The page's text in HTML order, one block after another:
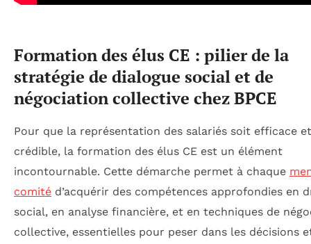
Formation des élus CE : pilier de la
stratégie de dialogue social et de
négociation collective chez BPCE
Pour que la représentation des salariés soit efficace et
crédible, la formation des élus CE est un élément
incontournable. Cette démarche permet à chaque
comité d’acquérir des compétences approfondies en
social, en analyse financière, et en techniques de
collective, essentielles pour peser dans les décisions